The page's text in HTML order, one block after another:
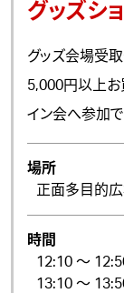
グッズシ
グッズ会場受
5,000円以上お
イン会へ参加で
場所
正面多目的広
時間
12:10 ～
13:10 ～